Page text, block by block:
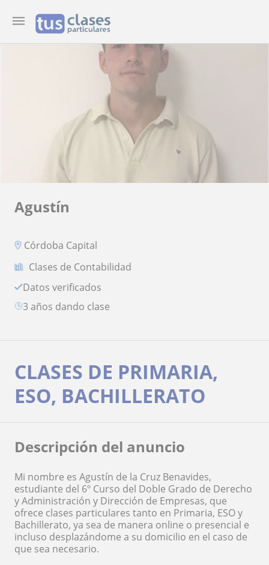
Agustín
Córdoba Capital
Clases de Contabilidad
Datos verificados
3 años dando clase
CLASES DE PRIMARIA,
ESO, BACHILLERATO
Descripción del anuncio
Mi nombre es Agustín de la Cruz Benavides,
estudiante del 6º Curso del Doble Grado de Derecho
y Administración y Dirección de Empresas, que
ofrece clases particulares tanto en Primaria, ESO y
Bachillerato, ya sea de manera online o presencial e
incluso desplazándome a su domicilio en el caso de
que sea necesario.